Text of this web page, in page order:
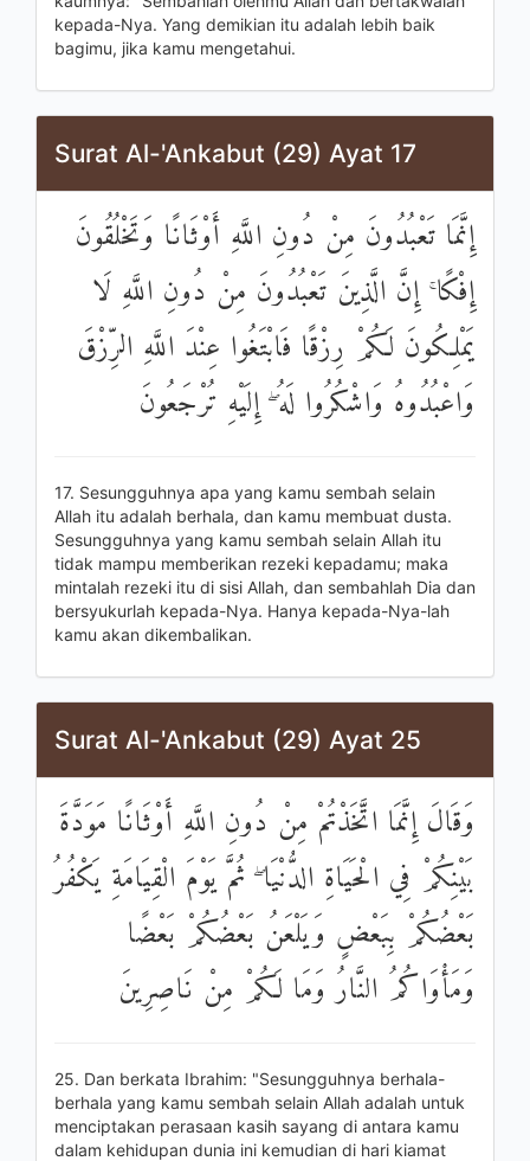
kepada-Nya. Yang demikian itu adalah lebih baik
bagimu, jika kamu mengetahui.
Surat Al-'Ankabut (29) Ayat 17
إِنَّمَا تَعْبُدُونَ مِنْ دُونِ اللَّهِ أَوْثَانًا وَتَخْلُقُونَ
إِفْكًا ۚ إِنَّ الَّذِينَ تَعْبُدُونَ مِنْ دُونِ اللَّهِ لَا
يَمْلِكُونَ لَكُمْ رِزْقًا فَابْتَغُوا عِنْدَ اللَّهِ الرِّزْقَ
وَاعْبُدُوهُ وَاشْكُرُوا لَهُ ۖ إِلَيْهِ تُرْجَعُونَ
17. Sesungguhnya apa yang kamu sembah selain
Allah itu adalah berhala, dan kamu membuat dusta.
Sesungguhnya yang kamu sembah selain Allah itu
tidak mampu memberikan rezeki kepadamu; maka
mintalah rezeki itu di sisi Allah, dan sembahlah Dia dan
bersyukurlah kepada-Nya. Hanya kepada-Nya-lah
kamu akan dikembalikan.
Surat Al-'Ankabut (29) Ayat 25
وَقَالَ إِنَّمَا اتَّخَذْتُمْ مِنْ دُونِ اللَّهِ أَوْثَانًا مَوَدَّةَ
بَيْنِكُمْ فِي الْحَيَاةِ الدُّنْيَا ۖ ثُمَّ يَوْمَ الْقِيَامَةِ يَكْفُرُ
بَعْضُكُمْ بِبَعْضٍ وَيَلْعَنُ بَعْضُكُمْ بَعْضًا
وَمَأْوَاكُمُ النَّارُ وَمَا لَكُمْ مِنْ نَاصِرِينَ
25. Dan berkata Ibrahim: "Sesungguhnya berhala-
berhala yang kamu sembah selain Allah adalah untuk
menciptakan perasaan kasih sayang di antara kamu
dalam kehidupan dunia ini kemudian di hari kiamat